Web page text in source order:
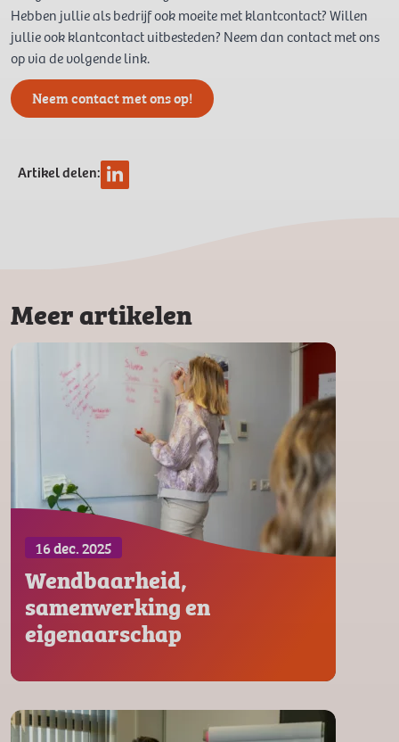
Hebben jullie als bedrijf ook moeite met klantcontact? Willen
jullie ook klantcontact uitbesteden? Neem dan contact met ons
op via de volgende link.
Neem contact met ons op!
Artikel delen:
Meer artikelen
16 dec. 2025
Wendbaarheid,
samenwerking en
eigenaarschap